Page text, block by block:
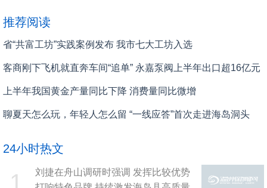
推荐阅读
省“共富工坊”实践案例发布 我市七大工坊入选
客商刚下飞机就直奔车间“追单” 永嘉泵阀上半年出口超16亿元
上半年我国黄金产量同比下降 消费量同比微增
聊夏天怎么玩，年轻人怎么留 “一线应答”首次走进海岛洞头
24小时热文
1
刘捷在舟山调研时强调 发挥比较优势